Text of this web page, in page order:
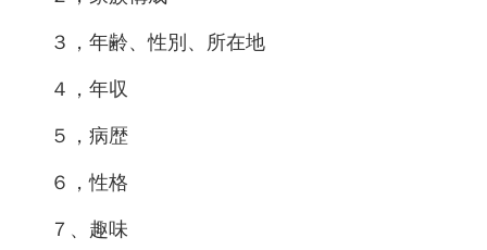
３，年齢、性別、所在地
４，年収
５，病歴
６，性格
７、趣味